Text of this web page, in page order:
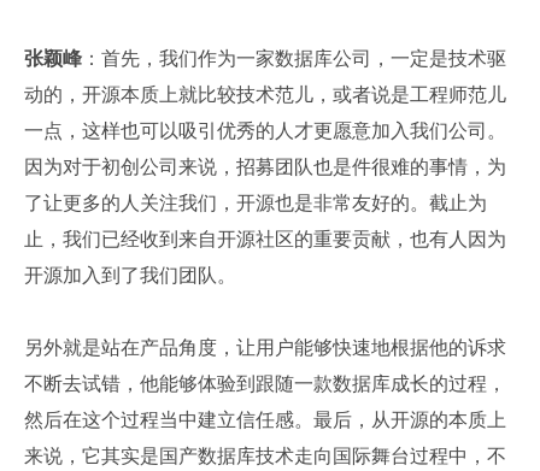
张颖峰 ：首先，我们作为一家数据库公司，一定是技术驱
动的，开源本质上就比较技术范儿，或者说是工程师范儿
一点，这样也可以吸引优秀的人才更愿意加入我们公司。
因为对于初创公司来说，招募团队也是件很难的事情，为
了让更多的人关注我们，开源也是非常友好的。截止为
止，我们已经收到来自开源社区的重要贡献，也有人因为
开源加入到了我们团队。
另外就是站在产品角度，让用户能够快速地根据他的诉求
不断去试错，他能够体验到跟随一款数据库成长的过程，
然后在这个过程当中建立信任感。最后，从开源的本质上
来说，它其实是国产数据库技术走向国际舞台过程中，不